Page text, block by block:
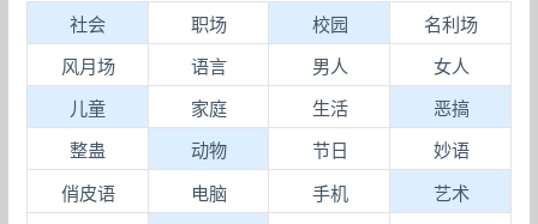
社会 职场 校园 名利场
风月场 语言 男人 女人
儿童 家庭 生活 恶搞
整蛊 动物 节日 妙语
俏皮语 电脑 手机 艺术